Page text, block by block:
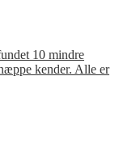
10 mindre
kender. Alle er